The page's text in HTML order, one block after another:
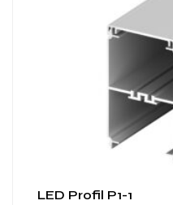
LED Profil P1-1